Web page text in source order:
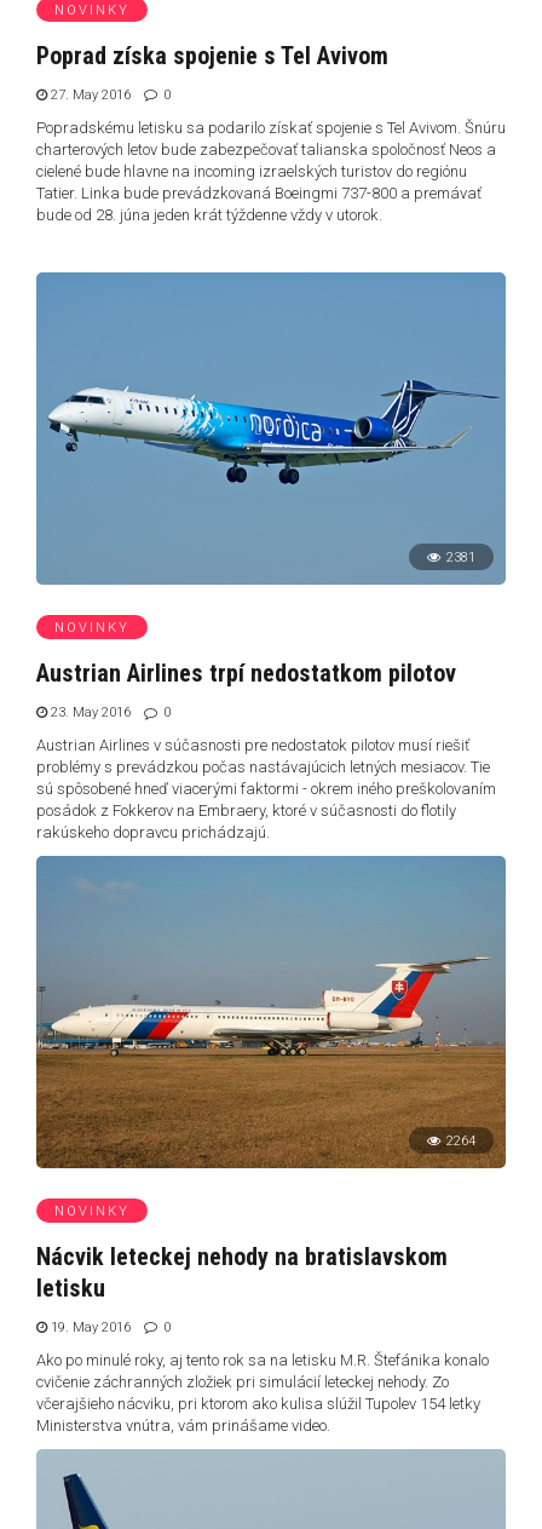
NOVINKY
Poprad získa spojenie s Tel Avivom
27. May 2016 0
Popradskému letisku sa podarilo získať spojenie s Tel Avivom. Šnúru
charterových letov bude zabezpečovať talianska spoločnosť Neos a
cielené bude hlavne na incoming izraelských turistov do regiónu
Tatier. Linka bude prevádzkovaná Boeingmi 737-800 a premávať
bude od 28. júna jeden krát týždenne vždy v utorok.
2381
NOVINKY
Austrian Airlines trpí nedostatkom pilotov
23. May 2016 0
Austrian Airlines v súčasnosti pre nedostatok pilotov musí riešiť
problémy s prevádzkou počas nastávajúcich letných mesiacov. Tie
sú spôsobené hneď viacerými faktormi - okrem iného preškolovaním
posádok z Fokkerov na Embraery, ktoré v súčasnosti do flotily
rakúskeho dopravcu prichádzajú.
2264
NOVINKY
Nácvik leteckej nehody na bratislavskom
letisku
19. May 2016 0
Ako po minulé roky, aj tento rok sa na letisku M.R. Štefánika konalo
cvičenie záchranných zložiek pri simulácií leteckej nehody. Zo
včerajšieho nácviku, pri ktorom ako kulisa slúžil Tupolev 154 letky
Ministerstva vnútra, vám prinášame video.